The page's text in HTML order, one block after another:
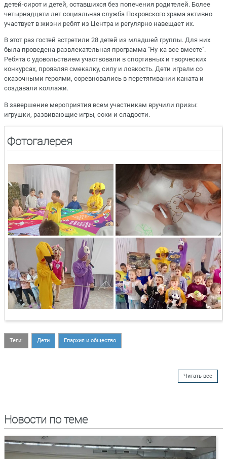
детей-сирот и детей, оставшихся без попечения родителей. Более
четырнадцати лет социальная служба Покровского храма активно
участвует в жизни ребят из Центра и регулярно навещает их.
В этот раз гостей встретили 28 детей из младшей группы. Для них
была проведена развлекательная программа "Ну-ка все вместе".
Ребята с удовольствием участвовали в спортивных и творческих
конкурсах, проявляя смекалку, силу и ловкость. Дети играли со
сказочными героями, соревновались в перетягивании каната и
создавали коллажи.
В завершение мероприятия всем участникам вручили призы:
игрушки, развивающие игры, соки и сладости.
Фотогалерея
Теги: Дети Епархия и общество
Читать все
Новости по теме